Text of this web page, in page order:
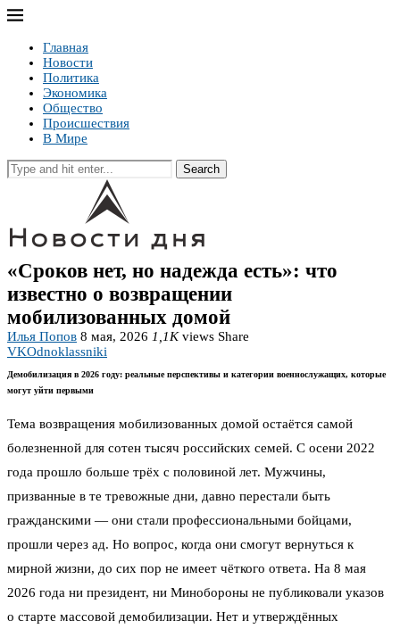
Главная
Новости
Политика
Экономика
Общество
Происшествия
В Мире
Search
«Сроков нет, но надежда есть»: что
известно о возвращении
мобилизованных домой
Илья Попов 8 мая, 2026 1,1Kviews Share
VKOdnoklassniki
Демобилизация в 2026 году: реальные перспективы и категории военнослужащих, которые
могут уйти первыми
Тема возвращения мобилизованных домой остаётся самой
болезненной для сотен тысяч российских семей. С осени 2022
года прошло больше трёх с половиной лет. Мужчины,
призванные в те тревожные дни, давно перестали быть
гражданскими — они стали профессиональными бойцами,
прошли через ад. Но вопрос, когда они смогут вернуться к
мирной жизни, до сих пор не имеет чёткого ответа. На 8 мая
2026 года ни президент, ни Минобороны не публиковали указов
о старте массовой демобилизации. Нет и утверждённых